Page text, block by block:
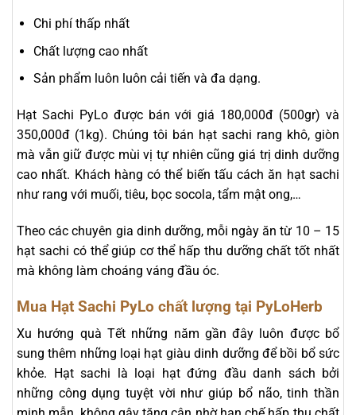
Chi phí thấp nhất
Chất lượng cao nhất
Sản phẩm luôn luôn cải tiến và đa dạng.
Hạt Sachi PyLo được bán với giá 180,000đ (500gr) và
350,000đ (1kg). Chúng tôi bán hạt sachi rang khô, giòn
mà vẫn giữ được mùi vị tự nhiên cũng giá trị dinh dưỡng
cao nhất. Khách hàng có thể biến tấu cách ăn hạt sachi
như rang với muối, tiêu, bọc socola, tẩm mật ong,…
Theo các chuyên gia dinh dưỡng, mỗi ngày ăn từ 10 – 15
hạt sachi có thể giúp cơ thể hấp thu dưỡng chất tốt nhất
mà không làm choáng váng đầu óc.
Mua Hạt Sachi PyLo chất lượng tại PyLoHerb
Xu hướng quà Tết những năm gần đây luôn được bổ
sung thêm những loại hạt giàu dinh dưỡng để bồi bổ sức
khỏe. Hạt sachi là loại hạt đứng đầu danh sách bởi
những công dụng tuyệt vời như giúp bổ não, tinh thần